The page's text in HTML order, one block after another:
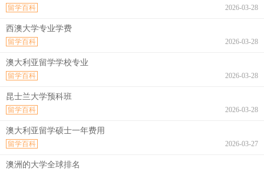
2026-03-28
留学百科
西澳大学专业学费
2026-03-28
留学百科
澳大利亚留学学校专业
2026-03-28
留学百科
昆士兰大学预科班
2026-03-28
留学百科
澳大利亚留学硕士一年费用
2026-03-27
留学百科
澳洲的大学全球排名